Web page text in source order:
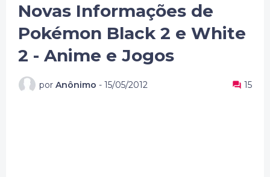
Novas Informações de
Pokémon Black 2 e White
2 - Anime e Jogos
por Anônimo - 15/05/2012 15